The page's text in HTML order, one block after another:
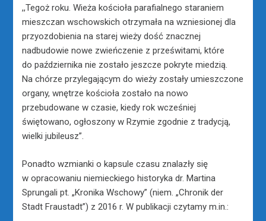
,,Tegoż roku. Wieża kościoła parafialnego staraniem
mieszczan wschowskich otrzymała na wzniesionej dla
przyozdobienia na starej wieży dość znacznej
nadbudowie nowe zwieńczenie z prześwitami, które
do października nie zostało jeszcze pokryte miedzią.
Na chórze przylegającym do wieży zostały umieszczone
organy, wnętrze kościoła zostało na nowo
przebudowane w czasie, kiedy rok wcześniej
świętowano, ogłoszony w Rzymie zgodnie z tradycją,
wielki jubileusz”.
Ponadto wzmianki o kapsule czasu znalazły się
w opracowaniu niemieckiego historyka dr. Martina
Sprungali pt. „Kronika Wschowy” (niem. „Chronik der
Stadt Fraustadt”) z 2016 r. W publikacji czytamy m.in.: